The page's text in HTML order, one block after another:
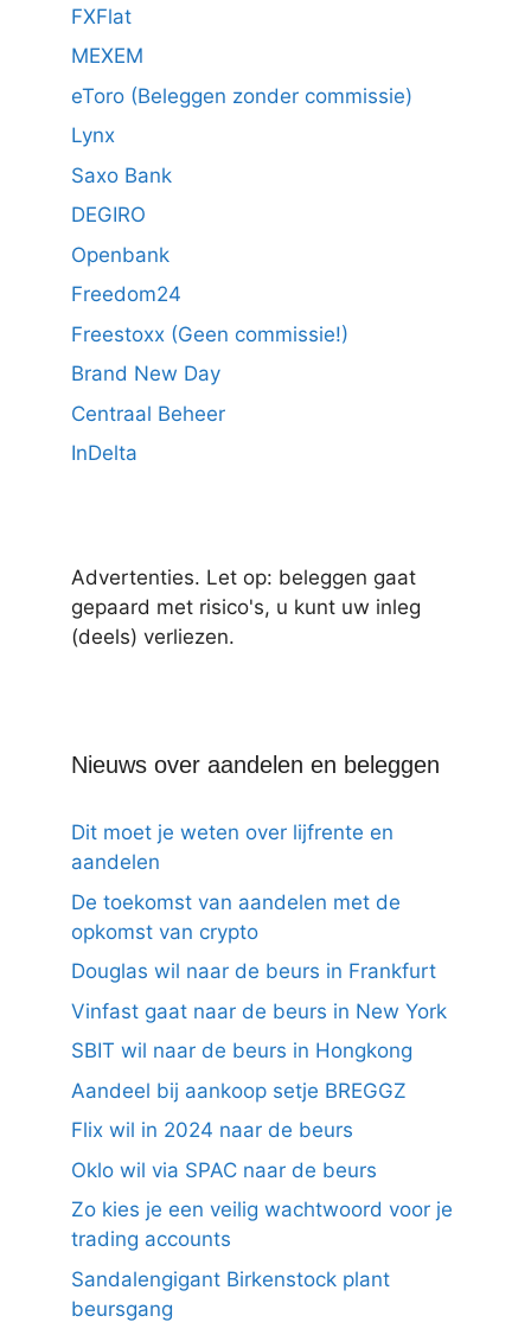
FXFlat
MEXEM
eToro (Beleggen zonder commissie)
Lynx
Saxo Bank
DEGIRO
Openbank
Freedom24
Freestoxx (Geen commissie!)
Brand New Day
Centraal Beheer
InDelta
Advertenties. Let op: beleggen gaat
gepaard met risico's, u kunt uw inleg
(deels) verliezen.
Nieuws over aandelen en beleggen
Dit moet je weten over lijfrente en
aandelen
De toekomst van aandelen met de
opkomst van crypto
Douglas wil naar de beurs in Frankfurt
Vinfast gaat naar de beurs in New York
SBIT wil naar de beurs in Hongkong
Aandeel bij aankoop setje BREGGZ
Flix wil in 2024 naar de beurs
Oklo wil via SPAC naar de beurs
Zo kies je een veilig wachtwoord voor je
trading accounts
Sandalengigant Birkenstock plant
beursgang